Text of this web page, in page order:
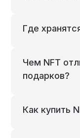
Где
Чем NFT
подарков?
Как купить